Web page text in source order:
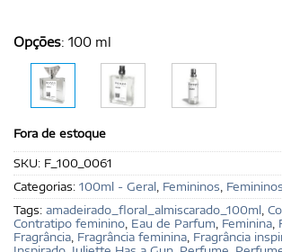
Opções: 100 ml
Fora de estoque
SKU: F_100_0061
Categorias: 100ml - Geral, Femininos, Femininos
Tags: amadeirado_floral_almiscarado_100ml,
Contratipo feminino, Eau de Parfum, Feminina,
Fragrância, Fragrância feminina, Fragrância